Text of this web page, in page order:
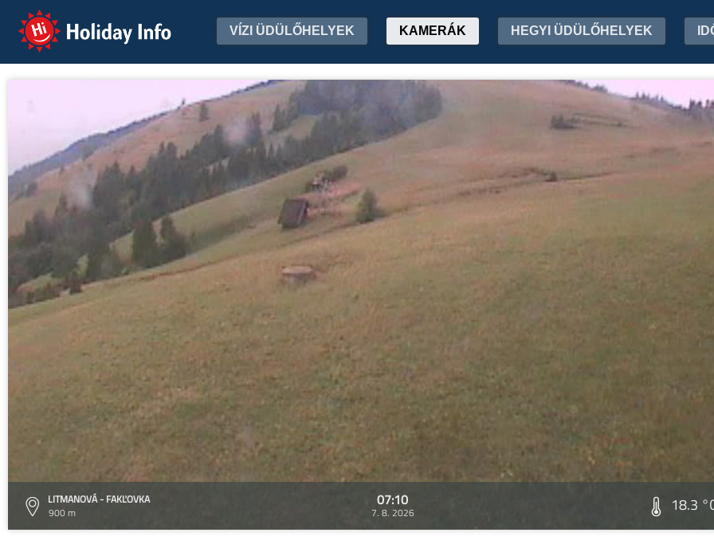
Holiday Info VÍZI ÜDÜLŐHELYEK KAMERÁK HEGYI ÜDÜLŐHELYEK
LITMANOVÁ - FAKĽOVKA
900 m
07:10
7. 8. 2026 18.3